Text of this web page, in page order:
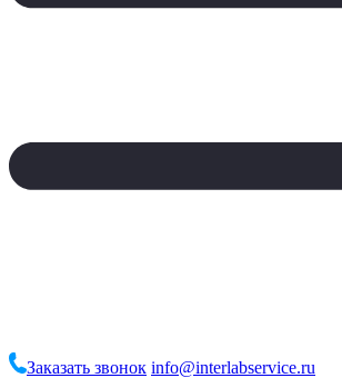
Заказать звонок info@interlabservice.ru